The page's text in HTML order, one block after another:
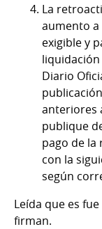
La
aumento a
exigible y
Diario
anteriores
publique
pago de la
con la
según
Leída que es
firman.